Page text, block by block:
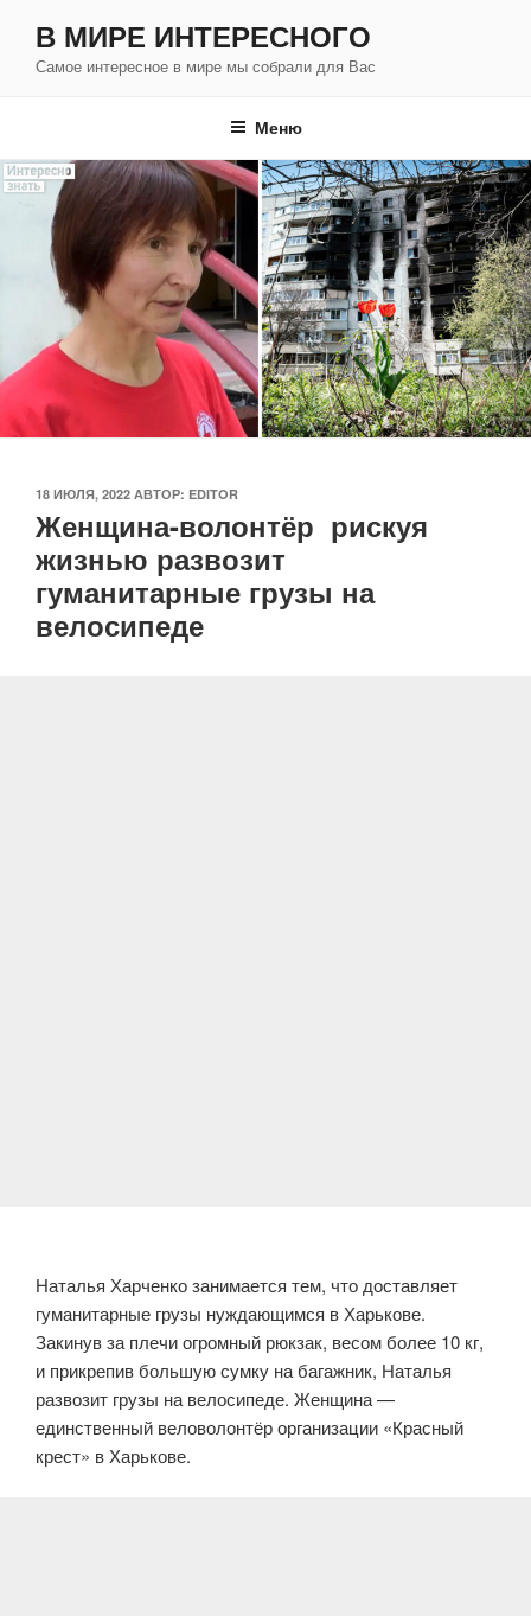
содержимому
В МИРЕ ИНТЕРЕСНОГО
Самое интересное в мире мы собрали для Вас
Меню
ОПУБЛИКОВАНО
18 ИЮЛЯ, 2022 АВТОР: EDITOR
Женщина-волонтёр рискуя
жизнью развозит
гуманитарные грузы на
велосипеде
Наталья Харченко занимается тем, что доставляет
гуманитарные грузы нуждающимся в Харькове.
Закинув за плечи огромный рюкзак, весом более 10 кг,
и прикрепив большую сумку на багажник, Наталья
развозит грузы на велосипеде. Женщина —
единственный веловолонтёр организации «Красный
крест» в Харькове.